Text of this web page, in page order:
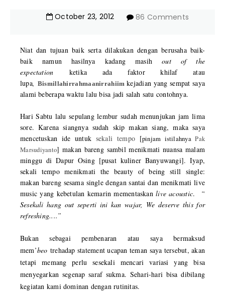
October 23, 2012 86 Comments
Niat dan tujuan baik serta dilakukan dengan berusaha baik-
baik namun hasilnya kadang masihout of the
expectation ketika ada faktor khilaf atau
lupa, Bismillahirrahmaanirrahiim kejadian yang sempat saya
alami beberapa waktu lalu bisa jadi salah satu contohnya.
Hari Sabtu lalu sepulang lembur sudah menunjukan jam lima
sore. Karena siangnya sudah skip makan siang, maka saya
mencetuskan ide untuk sekali tempo [pinjam istilahnyaPak
Marsudiyanto] makan bareng sambil menikmati nuansa malam
minggu di Dapur Osing [pusat kuliner Banyuwangi]. Iyap,
sekali tempo menikmati the beauty of being still single:
makan bareng sesama single dengan santai dan menikmati live
music yang kebetulan kemarin mementaskanlive acoustic.
“
Sesekali hang out seperti ini kan wajar, We deserve this for
refreshing....”
Bukan sebagai pembenaran atau saya bermaksud
mem’beo trehadap statement ucapan teman saya tersebut, akan
tetapi memang perlu sesekali mencari variasi yang bisa
menyegarkan segenap saraf sukma. Sehari-hari bisa dibilang
kegiatan kami dominan dengan rutinitas.